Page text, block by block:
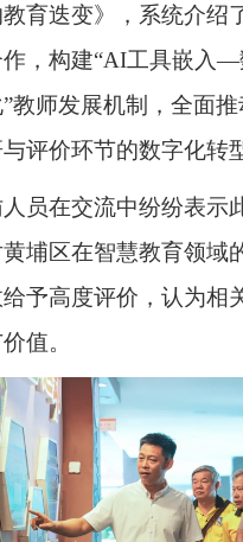
育迭变》，系统介绍
作，构建“AI工具嵌入
教师发展机制，全面
评价环节的数字化转
员在交流中纷纷表示
埔区在智慧教育领域
予高度评价，认为相
值。